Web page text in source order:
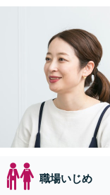
職場いじめ